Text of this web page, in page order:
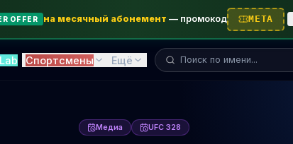
OFFER на месячный абонемент — промокод META
Спортсмены Ещё Поиск бойца...
Медиа UFC 328